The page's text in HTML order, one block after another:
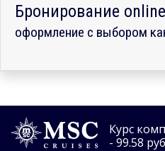
Бронирование online
оформление с выбором
Курс
- 99.58